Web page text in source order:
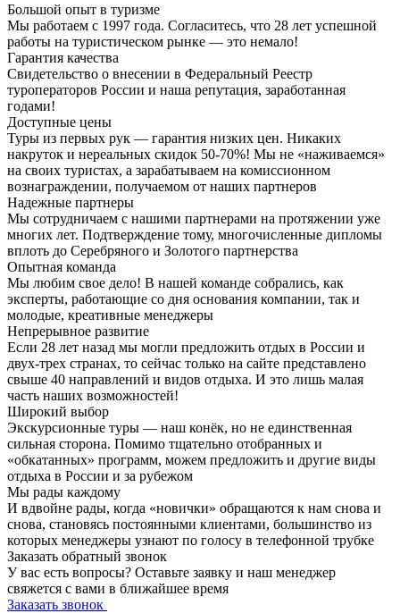
Большой опыт в туризме
Мы работаем с 1997 года. Согласитесь, что 28 лет успешной
работы на туристическом рынке — это немало!
Гарантия качества
Свидетельство о внесении в Федеральный Реестр
туроператоров России и наша репутация, заработанная
годами!
Доступные цены
Туры из первых рук — гарантия низких цен. Никаких
накруток и нереальных скидок 50-70%! Мы не «наживаемся»
на своих туристах, а зарабатываем на комиссионном
вознаграждении, получаемом от наших партнеров
Надежные партнеры
Мы сотрудничаем с нашими партнерами на протяжении уже
многих лет. Подтверждение тому, многочисленные дипломы
вплоть до Серебряного и Золотого партнерства
Опытная команда
Мы любим свое дело! В нашей команде собрались, как
эксперты, работающие со дня основания компании, так и
молодые, креативные менеджеры
Непрерывное развитие
Если 28 лет назад мы могли предложить отдых в России и
двух-трех странах, то сейчас только на сайте представлено
свыше 40 направлений и видов отдыха. И это лишь малая
часть наших возможностей!
Широкий выбор
Экскурсионные туры — наш конёк, но не единственная
сильная сторона. Помимо тщательно отобранных и
«обкатанных» программ, можем предложить и другие виды
отдыха в России и за рубежом
Мы рады каждому
И вдвойне рады, когда «новички» обращаются к нам снова и
снова, становясь постоянными клиентами, большинство из
которых менеджеры узнают по голосу в телефонной трубке
Заказать обратный звонок
У вас есть вопросы? Оставьте заявку и наш менеджер
свяжется с вами в ближайшее время
Заказать звонок